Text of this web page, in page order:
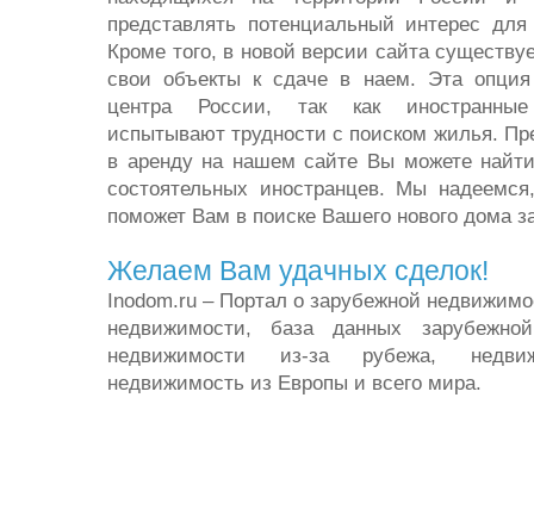
представлять потенциальный интерес
Кроме того, в новой версии сайта
свои объекты к сдаче в наем. Эта опция
центра России, так как
испытывают трудности с поиском жилья.
в аренду на нашем сайте Вы можете
состоятельных иностранцев. Мы
поможет Вам в поиске Вашего нового дома
Желаем Вам удачных сделок!
Inodom.ru – Портал о зарубежной
недвижимости, база данных
недвижимости из-за рубежа,
недвижимость из Европы и всего мира.